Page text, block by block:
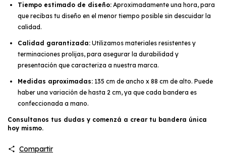
Tiempo estimado de diseño: Aproximadamente una hora, para
que recibas tu diseño en el menor tiempo posible sin descuidar la
calidad.
Calidad garantizada: Utilizamos materiales resistentes y
terminaciones prolijas, para asegurar la durabilidad y
presentación que caracteriza a nuestra marca.
Medidas aproximadas: 135 cm de ancho x 88 cm de alto. Puede
haber una variación de hasta 2 cm, ya que cada bandera es
confeccionada a mano.
Consultanos tus dudas y comenzá a crear tu bandera única
hoy mismo.
Compartir